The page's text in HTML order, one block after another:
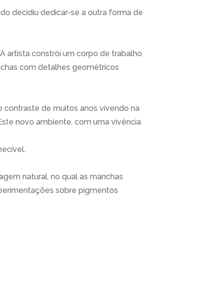
decidiu dedicar-se a outra forma de
artista constrói um corpo de trabalho
com detalhes geométricos
contraste de muitos anos vivendo na
novo ambiente, com uma vivência
natural, no qual as manchas
sobre pigmentos